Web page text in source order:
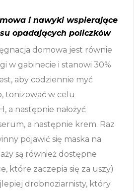
i nawyki wspierające
opadających policzków
domowa jest równie
w gabinecie i stanowi 30%
aby codziennie myć
tonizować w celu
a następnie nałożyć
a następnie krem. Raz
pojawić się maska na
są również dostępne
które zaczepia się za uszy)
drobnoziarnisty, który